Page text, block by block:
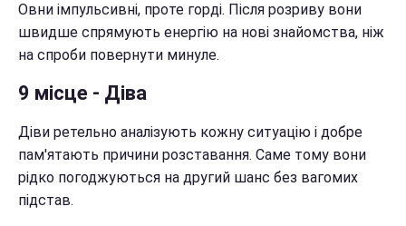
Овни імпульсивні, проте горді. Після розриву вони
швидше спрямують енергію на нові знайомства, ніж
на спроби повернути минуле.
9 місце - Діва
Діви ретельно аналізують кожну ситуацію і добре
пам'ятають причини розставання. Саме тому вони
рідко погоджуються на другий шанс без вагомих
підстав.